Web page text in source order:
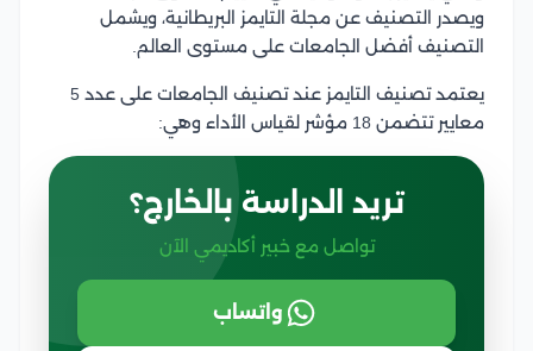
ويصدر التصنيف عن مجلة التايمز البريطانية، ويشمل
التصنيف أفضل الجامعات على مستوى العالم.
يعتمد تصنيف التايمز عند تصنيف الجامعات على عدد 5
معايير تتضمن 18 مؤشر لقياس الأداء وهي:
تريد الدراسة بالخارج؟
تواصل مع خبير أكاديمي الآن
واتساب